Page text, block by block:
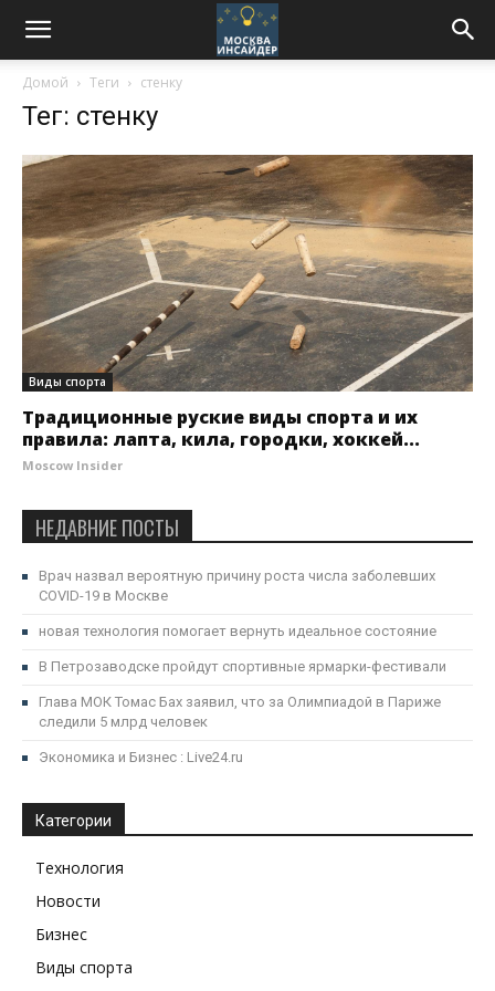
Домой Теги стенку
Тег: стенку
Виды спорта
Традиционные руские виды спорта и их
правила: лапта, кила, городки, хоккей...
Moscow Insider
НЕДАВНИЕ ПОСТЫ
Врач назвал вероятную причину роста числа заболевших
COVID-19 в Москве
новая технология помогает вернуть идеальное состояние
В Петрозаводске пройдут спортивные ярмарки-фестивали
Глава МОК Томас Бах заявил, что за Олимпиадой в Париже
следили 5 млрд человек
Экономика и Бизнес : Live24.ru
Категории
Технология
Новости
Бизнес
Виды спорта